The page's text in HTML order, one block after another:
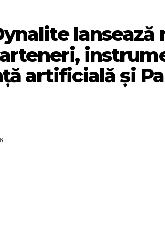
lansează
artificială și